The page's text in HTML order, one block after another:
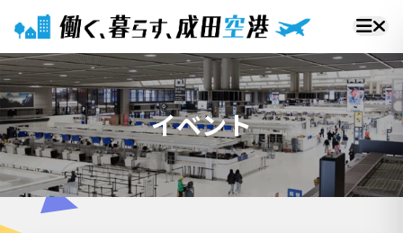
イベント